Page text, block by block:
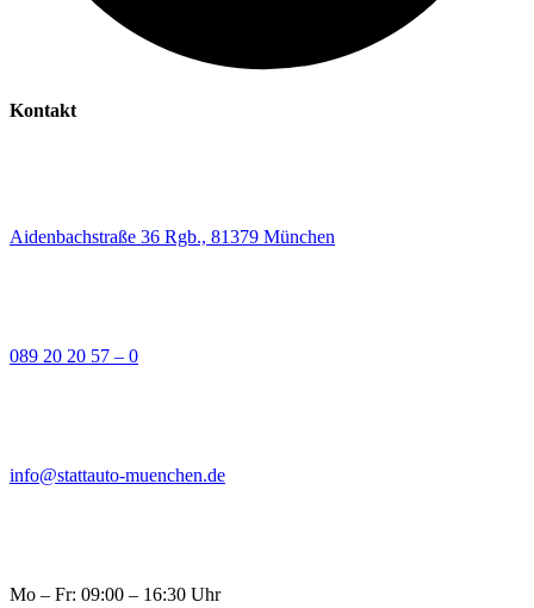
Kontakt
Aidenbachstraße 36 Rgb., 81379 München
089 20 20 57 – 0
info@stattauto-muenchen.de
Mo – Fr: 09:00 – 16:30 Uhr